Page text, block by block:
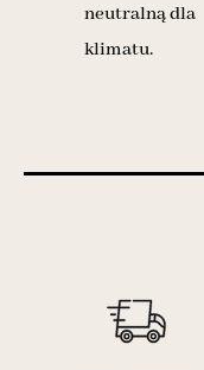
neutralną dla
klimatu.